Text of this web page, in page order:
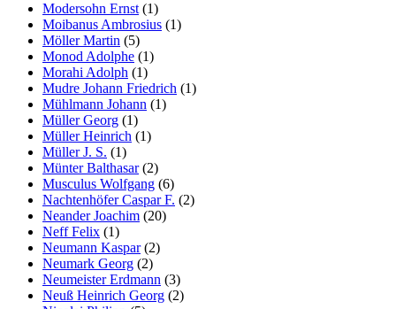
Modersohn Ernst (1)
Moibanus Ambrosius (1)
Möller Martin (5)
Monod Adolphe (1)
Morahi Adolph (1)
Mudre Johann Friedrich (1)
Mühlmann Johann (1)
Müller Georg (1)
Müller Heinrich (1)
Müller J. S. (1)
Münter Balthasar(2)
Musculus Wolfgang (6)
Nachtenhöfer Caspar F. (2)
Neander Joachim (20)
Neff Felix (1)
Neumann Kaspar(2)
Neumark Georg (2)
Neumeister Erdmann (3)
Neuß Heinrich Georg (2)